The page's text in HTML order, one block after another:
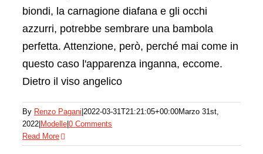
biondi, la carnagione diafana e gli occhi
azzurri, potrebbe sembrare una bambola
perfetta. Attenzione, però, perché mai come in
questo caso l'apparenza inganna, eccome.
Dietro il viso angelico
By Renzo Pagani 2022-03-31T21:21:05+00:00Marzo 31st,
2022 Modelle 0 Comments
Read More
Kate Moss